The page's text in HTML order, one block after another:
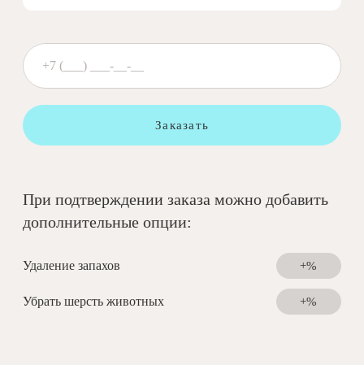
Заказать
При подтверждении заказа можно добавить
дополнительные опции:
Удаление запахов +%
Убрать шерсть животных +%